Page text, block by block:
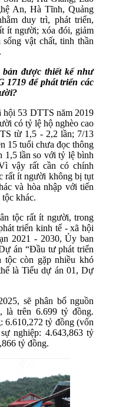
An, Hà Tĩnh, Quảng
duy trì, phát triển,
ít người; xóa đói, giảm
vật chất, tinh thần
được thiết kế như
1719 để phát triển các
hội 53 DTTS năm 2019
có tỷ lệ hộ nghèo cao
từ 1,5 - 2,2 lần; 7/13
15 tuổi chưa đọc thông
1,5 lần so với tỷ lệ bình
vậy rất cần có chính
rất ít người không bị tụt
và hòa nhập với tiến
khác.
tộc rất ít người, trong
triển kinh tế - xã hội
2021 - 2030, Ủy ban
án “Đầu tư phát triển
còn gặp nhiều khó
là Tiểu dự án 01, Dự
sẽ phân bổ nguồn
là trên 6.699 tỷ đồng.
6.610,272 tỷ đồng (vốn
nghiệp: 4.643,863 tỷ
tỷ đồng.